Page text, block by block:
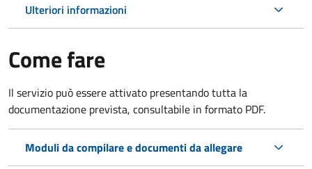
Ulteriori informazioni
Come fare
Il servizio può essere attivato presentando tutta la
documentazione prevista, consultabile in formato PDF.
Moduli da compilare e documenti da allegare